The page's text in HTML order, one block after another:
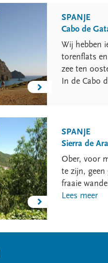
SPANJE
Cabo de
Wij hebben
torenflats
zee ten
In de Cabo
SPANJE
Sierra de
Ober, voor
te zijn,
fraaie
Lees meer